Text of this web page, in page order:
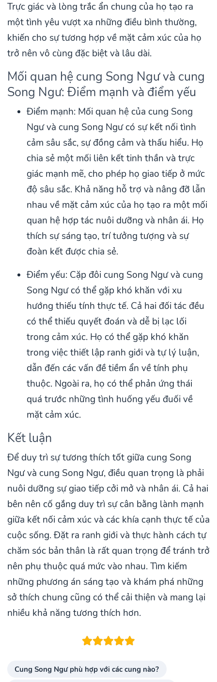
Trực giác và lòng trắc ẩn chung của họ tạo ra
một tình yêu vượt xa những điều bình thường,
khiến cho sự tương hợp về mặt cảm xúc của họ
trở nên vô cùng đặc biệt và lâu dài.
Mối quan hệ cung Song Ngư và cung
Song Ngư: Điểm mạnh và điểm yếu
Điểm mạnh: Mối quan hệ của cung Song
Ngư và cung Song Ngư có sự kết nối tình
cảm sâu sắc, sự đồng cảm và thấu hiểu. Họ
chia sẻ một mối liên kết tinh thần và trực
giác mạnh mẽ, cho phép họ giao tiếp ở mức
độ sâu sắc. Khả năng hỗ trợ và nâng đỡ lẫn
nhau về mặt cảm xúc của họ tạo ra một mối
quan hệ hợp tác nuôi dưỡng và nhân ái. Họ
thích sự sáng tạo, trí tưởng tượng và sự
đoàn kết được chia sẻ.
Điểm yếu: Cặp đôi cung Song Ngư và cung
Song Ngư có thể gặp khó khăn với xu
hướng thiếu tính thực tế. Cả hai đối tác đều
có thể thiếu quyết đoán và dễ bị lạc lối
trong cảm xúc. Họ có thể gặp khó khăn
trong việc thiết lập ranh giới và tự lý luận,
dẫn đến các vấn đề tiềm ẩn về tính phụ
thuộc. Ngoài ra, họ có thể phản ứng thái
quá trước những tình huống yếu đuối về
mặt cảm xúc.
Kết luận
Để duy trì sự tương thích tốt giữa cung Song
Ngư và cung Song Ngư, điều quan trọng là phải
nuôi dưỡng sự giao tiếp cởi mở và nhân ái. Cả hai
bên nên cố gắng duy trì sự cân bằng lành mạnh
giữa kết nối cảm xúc và các khía cạnh thực tế của
cuộc sống. Đặt ra ranh giới và thực hành cách tự
chăm sóc bản thân là rất quan trọng để tránh trở
nên phụ thuộc quá mức vào nhau. Tìm kiếm
những phương án sáng tạo và khám phá những
sở thích chung cũng có thể cải thiện và mang lại
nhiều khả năng tương thích hơn.
Cung Song Ngư phù hợp với các cung nào?